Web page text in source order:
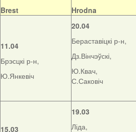
Brest
Hrodna
11.04
Брэсцкі р-н,
Ю.Янкевіч
20.04
Бераставіцкі р-н,
Дз.Вінчэўскі,
Ю.Квач,
С.Саковіч
15.03
19.03
Ліда,